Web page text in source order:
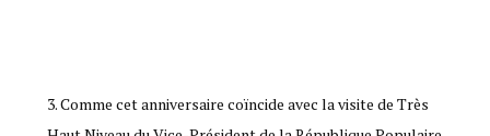
Comme cet anniversaire coïncide avec la visite de Très